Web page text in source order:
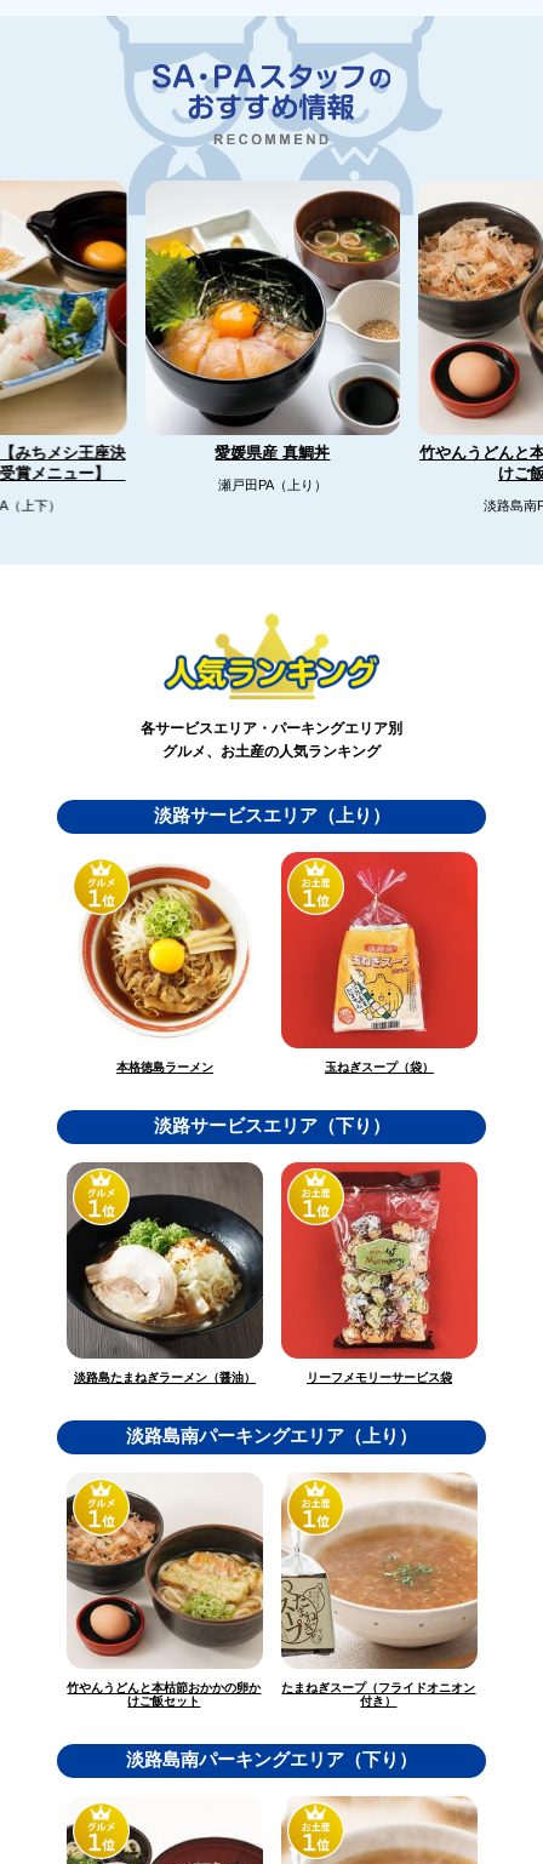
みちメシ王座決
賞メニュー】
（上下）
愛媛県産 真鯛丼
瀬戸田PA（上り）
竹やんうどんと
けご
淡路島南
各サービスエリア・パーキングエリア別
グルメ、お土産の人気ランキング
淡路サービスエリア（上り）
本格徳島ラーメン 玉ねぎスープ（袋）
淡路サービスエリア（下り）
淡路島たまねぎラーメン（醤油） リーフメモリーサービス袋
淡路島南パーキングエリア（上り）
竹やんうどんと本枯節おかかの卵か
けご飯セット
たまねぎスープ（フライドオニオン
付き）
淡路島南パーキングエリア（下り）